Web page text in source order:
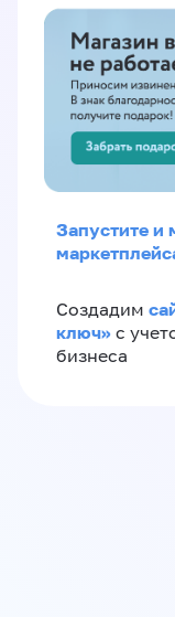
Запустите и
Создадим
ключ» с
бизнеса